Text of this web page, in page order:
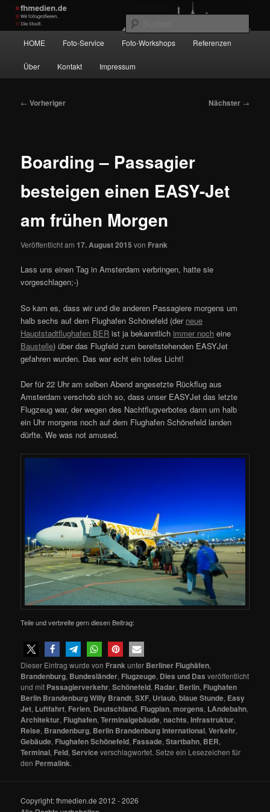
Zum
primären
Inhalt
springen
Wir fotografieren die Hauptstadt!
HOME Foto-Service Foto-Workshops Referenzen
Über Kontakt Impressum
Beitragsnavigation
← Vorheriger Nächster →
Boarding – Passagier
besteigen einen EASY-Jet
am frühen Morgen
Veröffentlicht am 17. August 2015 von Frank
Lass uns einen Tag in Amsterdam verbringen, hatte sie
vorgeschlagen;-)
So kam es, dass wir und die anderen Passagiere morgens um
halb sechs auf dem Flughafen Schönefeld (der neue
Hauptstadtflughafen BER ist ja bekanntlichimmer noch eine
Baustelle) über das Flugfeld zum bereitstehenden EASYJet
gefahren wurden. Das war echt ein tolles Licht!
Der für 22 Uhr am selben Abend angesetzte Rückflug aus
Amsterdam verschob sich so, dass unser EASYJet das letzte
Flugzeug war, der wegen des Nachtflugverbotes dann um halb
ein Uhr morgens noch auf dem Flughafen Schönefeld landen
dürfte. We was not amused.
Teile und verbreite gern diesen Beitrag:
Dieser Eintrag wurde von Frank unter Berliner Flughäfen,
Brandenburg, Bundesländer, Flugzeuge, Dies und Das veröffentlicht
und mit Passagierverkehr,Schönefeld, Radar, Berlin, Flughafen
Berlin Brandenburg Willy Brandt,SXF, Urlaub,blaue Stunde, Easy
Jet, Luftfahrt, Ferien, Deutschland, Flugplan,morgens, LAndebahn,
Architektur, Flughafen,Terminalgebäude,nachts,Infrastruktur,
Reise, Brandenburg, Berlin Brandenburg International,Verkehr,
Gebäude, Flughafen Schönefeld, Fassade,Startbahn, BER,
Terminal, Feld,Serviceverschlagwortet. Setze ein Lesezeichen für
den Permalink.
Copyright: fhmedien.de 2012 - 2026